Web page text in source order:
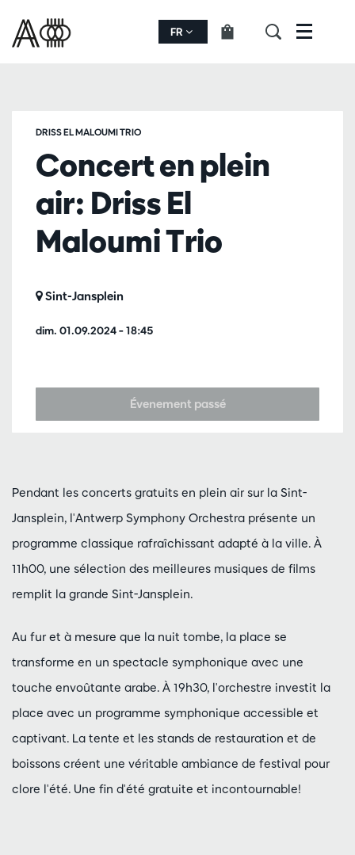
FR Menu
Concert en plein
air: Driss El
Maloumi Trio
DRISS EL MALOUMI TRIO
dim. 01.09.2024– 18:45
Sint-Jansplein
Évenement passé
Pendant les concerts gratuits en plein air sur la Sint-
Jansplein, l'Antwerp Symphony Orchestra présente un
programme classique rafraîchissant adapté à la ville. À
11h00, une sélection des meilleures musiques de films
remplit la grande Sint-Jansplein.
Au fur et à mesure que la nuit tombe, la place se
transforme en un spectacle symphonique avec une
touche envoûtante arabe. À 19h30, l'orchestre investit la
place avec un programme symphonique accessible et
captivant. La tente et les stands de restauration et de
boissons créent une véritable ambiance de festival pour
clore l'été. Une fin d'été gratuite et incontournable!